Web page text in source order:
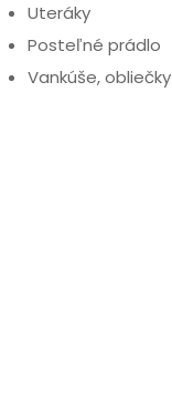
Uteráky
Posteľné prádlo
Vankúše, obliečky